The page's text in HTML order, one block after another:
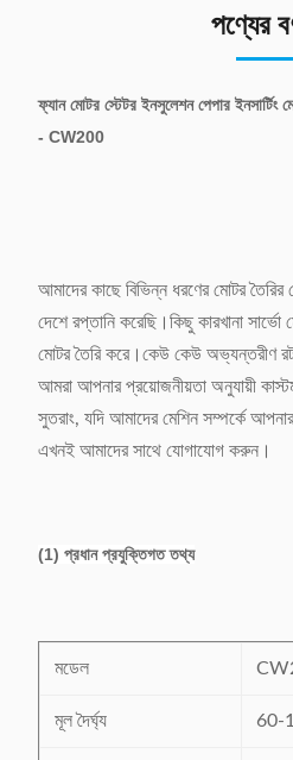
পণ্যের
ফ্যান মোটর স্টেটর ইনসুলেশন পেপার
- CW200
আমাদের কাছে বিভিন্ন ধরণের মোটর
দেশে রপ্তানি করেছি।কিছু কারখানা সার্ভো
মোটর তৈরি করে।কেউ কেউ অভ্যন্তরীণ
আমরা আপনার প্রয়োজনীয়তা অনুযায়ী
সুতরাং, যদি আমাদের মেশিন সম্পর্কে
এখনই আমাদের সাথে যোগাযোগ করুন।
(1) প্রধান প্রযুক্তিগত তথ্য
মডেল
মূল দৈর্ঘ্য 60-